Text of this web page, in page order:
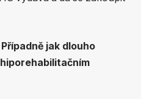
jak dlouho